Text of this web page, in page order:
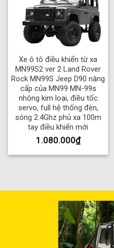
Xe ô tô điều khiển từ xa
MN99S2 ver 2 Land Rover
Rock MN99S Jeep D90 nâng
cấp của MN99 MN-99s
nhông kim loại, điều tốc
servo, full hệ thống đèn,
sóng 2.4Ghz phủ xa 100m
tay điều khiển mới
1.080.000₫